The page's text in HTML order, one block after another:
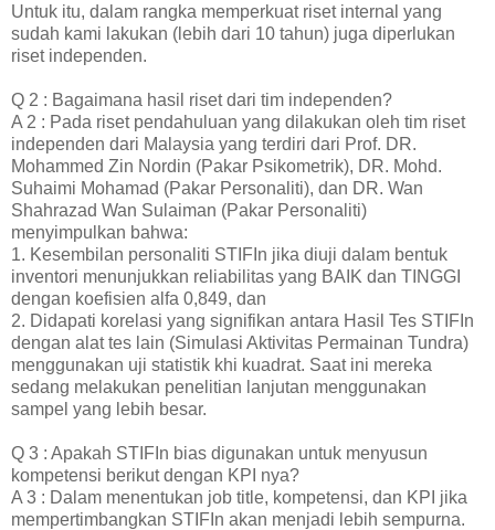
Untuk itu, dalam rangka memperkuat riset internal yang
sudah kami lakukan (lebih dari 10 tahun) juga diperlukan
riset independen.
Q 2 : Bagaimana hasil riset dari tim independen?
A 2 : Pada riset pendahuluan yang dilakukan oleh tim riset
independen dari Malaysia yang terdiri dari Prof. DR.
Mohammed Zin Nordin (Pakar Psikometrik), DR. Mohd.
Suhaimi Mohamad (Pakar Personaliti), dan DR. Wan
Shahrazad Wan Sulaiman (Pakar Personaliti)
menyimpulkan bahwa:
1. Kesembilan personaliti STIFIn jika diuji dalam bentuk
inventori menunjukkan reliabilitas yang BAIK dan TINGGI
dengan koefisien alfa 0,849, dan
2. Didapati korelasi yang signifikan antara Hasil Tes STIFIn
dengan alat tes lain (Simulasi Aktivitas Permainan Tundra)
menggunakan uji statistik khi kuadrat. Saat ini mereka
sedang melakukan penelitian lanjutan menggunakan
sampel yang lebih besar.
Q 3 : Apakah STIFIn bias digunakan untuk menyusun
kompetensi berikut dengan KPI nya?
A 3 : Dalam menentukan job title, kompetensi, dan KPI jika
mempertimbangkan STIFIn akan menjadi lebih sempurna.